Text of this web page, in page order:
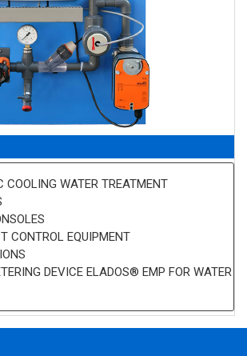
COOLING WATER TREATMENT
CONTROL EQUIPMENT
DEVICE ELADOS® EMP FOR WATER